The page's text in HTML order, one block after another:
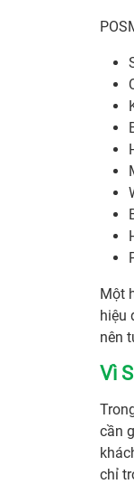
Một
hiệu
nên
Vì
cần
chỉ